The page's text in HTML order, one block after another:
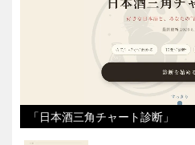
「日本酒三角チャート診断」